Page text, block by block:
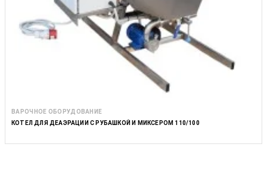
ВАРОЧНОЕ ОБОРУДОВАНИЕ
КОТЕЛ ДЛЯ ДЕАЭРАЦИИ С РУБАШКОЙ И МИКСЕРОМ 110/100